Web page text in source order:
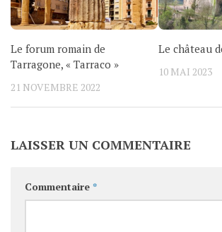
Le forum romain de
Tarragone, « Tarraco »
21 NOVEMBRE 2022
Le château
10 MAI 2023
LAISSER UN COMMENTAIRE
Commentaire *